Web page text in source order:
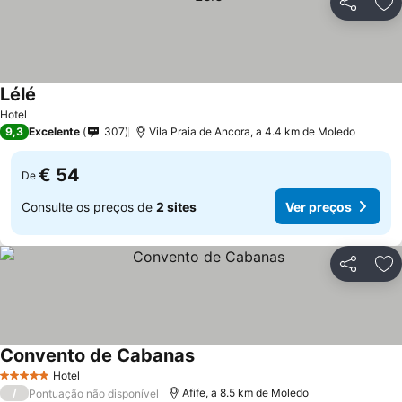
Partilhar
Hotel
Lélé
9,3 Excelente 307 Vila Praia de Ancora, a 4.4 km de Moledo
De € 54
Consulte os preços de 2 sites Ver preços
Partilhar
5 Estrelas Hotel
Convento de Cabanas
/ Pontuação não disponível Afife, a 8.5 km de Moledo